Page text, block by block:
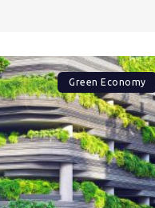
Green Economy